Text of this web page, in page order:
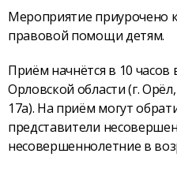
Мероприятие приурочено
правовой помощи детям.
Приём начнётся в 10
Орловской области (г.
17а). На приём могут
представители
несовершеннолетние в